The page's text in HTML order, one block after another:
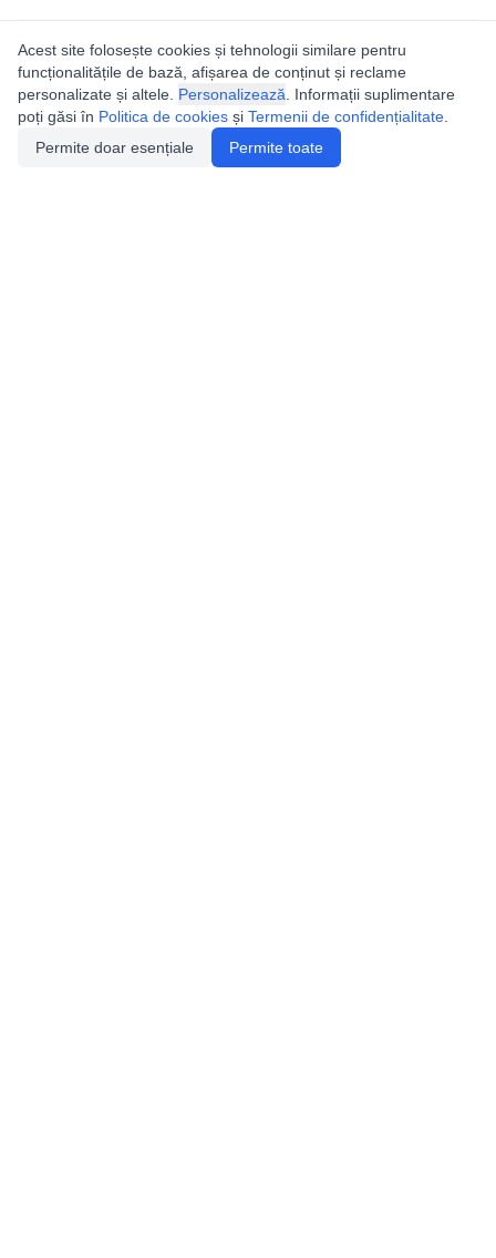
Acest site folosește cookies și tehnologii similare pentru
funcționalitățile de bază, afișarea de conținut și reclame
personalizate și altele. Personalizează . Informații suplimentare
poți găsi în Politica de cookies și Termenii de confidențialitate
Permite doar esențiale
Permite toate